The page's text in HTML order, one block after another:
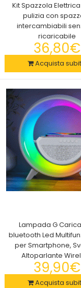
Amaca Da Esterno
Amaca Da
Fino a
Kit Spazzola
pulizia con
intercambiabili
ricaricabile
36,80€
Acquista
Lampada G
bluetooth Led
per Smartphone,
Altoparlante
39,90€
Acquista